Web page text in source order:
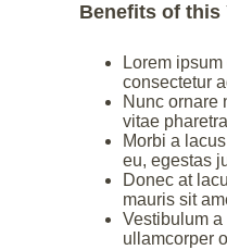
Benefits of this
Lorem
consectetur
Nunc ornare
vitae
Morbi a
eu, egestas
Donec at
mauris sit
Vestibulum
ullamcorper